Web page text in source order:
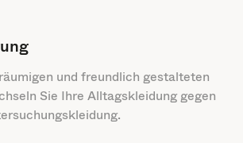
und freundlich gestalteten
Sie Ihre Alltagskleidung gegen